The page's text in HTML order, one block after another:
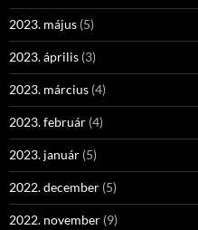
2023. május (5)
2023. április (3)
2023. március (4)
2023. február (4)
2023. január (5)
2022. december (5)
2022. november (9)